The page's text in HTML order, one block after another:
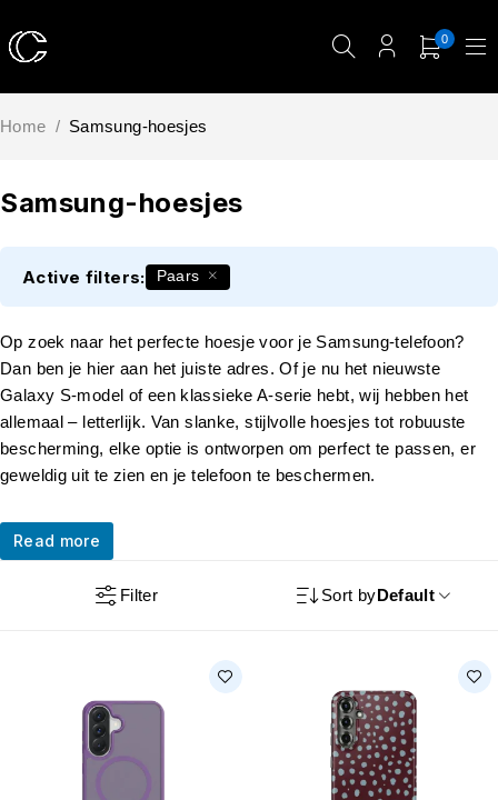
0
Samsung-hoesjes
Home / Samsung-hoesjes
Op zoek naar het perfecte hoesje voor je Samsung-telefoon?
Dan ben je hier aan het juiste adres. Of je nu het nieuwste
Galaxy S-model of een klassieke A-serie hebt, wij hebben het
allemaal – letterlijk. Van slanke, stijlvolle hoesjes tot robuuste
bescherming, elke optie is ontworpen om perfect te passen, er
geweldig uit te zien en je telefoon te beschermen.
Read more
Filter Sort byDefault
Active filters: Paars